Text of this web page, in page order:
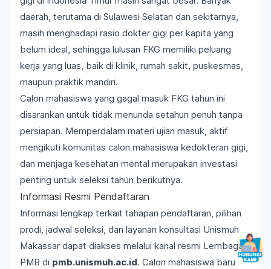
daerah, terutama di Sulawesi Selatan dan sekitarnya,
masih menghadapi rasio dokter gigi per kapita yang
belum ideal, sehingga lulusan FKG memiliki peluang
kerja yang luas, baik di klinik, rumah sakit, puskesmas,
maupun praktik mandiri.
Calon mahasiswa yang gagal masuk FKG tahun ini
disarankan untuk tidak menunda setahun penuh tanpa
persiapan. Memperdalam materi ujian masuk, aktif
mengikuti komunitas calon mahasiswa kedokteran gigi,
dan menjaga kesehatan mental merupakan investasi
penting untuk seleksi tahun berikutnya.
Informasi Resmi Pendaftaran
Informasi lengkap terkait tahapan pendaftaran, pilihan
prodi, jadwal seleksi, dan layanan konsultasi Unismuh
Makassar dapat diakses melalui kanal resmi Lembaga
PMB di pmb.unismuh.ac.id. Calon mahasiswa baru